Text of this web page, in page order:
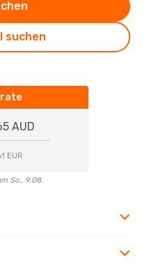
suchen
AUD
EUR
So., 9.08.